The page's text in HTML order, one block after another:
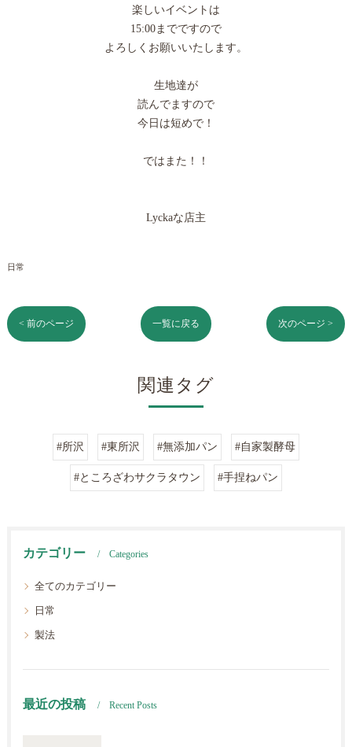
楽しいイベントは
15:00までですので
よろしくお願いいたします。
生地達が
読んでますので
今日は短めで！
ではまた！！
Lyckaな店主
日常
< 前のページ 一覧に戻る 次のページ >
関連タグ
#所沢 #東所沢 #無添加パン #自家製酵母
#ところざわサクラタウン #手捏ねパン
カテゴリー Categories
全てのカテゴリー
日常
製法
最近の投稿 Recent Posts